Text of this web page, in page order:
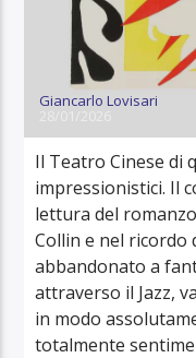
Giancarlo Lovisari
Il Teatro Cinese di
impressionistici. Il
lettura del
Collin e nel ricordo
abbandonato a
attraverso il Jazz,
in modo
totalmente